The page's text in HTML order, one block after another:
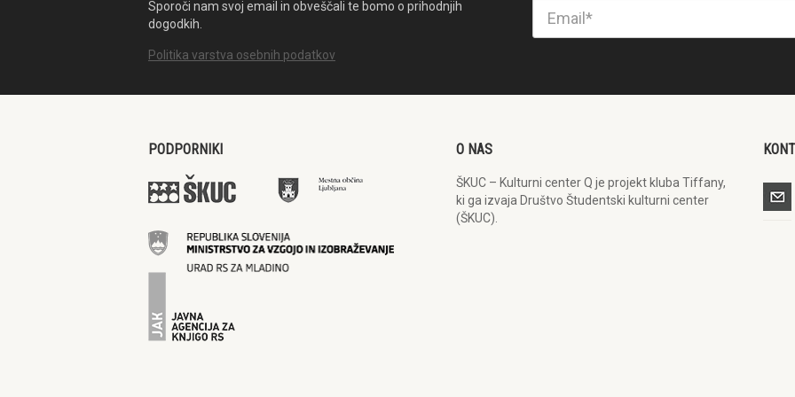
Sporoči nam svoj email in obveščali te bomo o prihodnjih
dogodkih.
Politika varstva osebnih podatkov
PODPORNIKI O NAS
ŠKUC – Kulturni center Q je projekt kluba Tiffany,
ki ga izvaja Društvo Študentski kulturni center
(ŠKUC).